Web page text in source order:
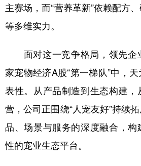
主赛场，而“营养革新”依赖配方
等多维实力。
面对这一竞争格局，领先企
家宠物经济A股“第一梯队”中，
表性。从产品制造到生态构建
营，公司正围绕“人宠友好”持续
品、场景与服务的深度融合，
性的宠业生态平台。